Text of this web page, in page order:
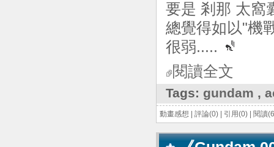
要是 剎那 太窩
總覺得如以"機
很弱.....
閱讀全文
Tags: gundam ,
動畫感想 評論(0) 引用(0) 閱讀